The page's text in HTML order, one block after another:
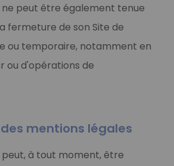
ne peut être également tenue
fermeture de son Site de
ou temporaire, notamment en
ou d'opérations de
mentions légales
peut, à tout moment, être